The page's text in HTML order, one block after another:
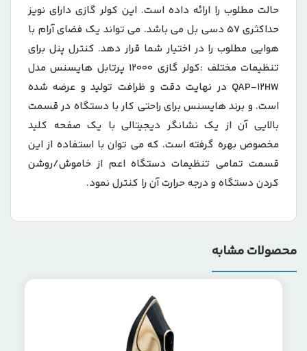
حالت مطلوب را ارائه داده است. این کولر گازی دارای نویز
حداکثری ۵۷ دسی بل می باشد. می تواند یک فضای آرام با
هوایی مطلوب را در اختیار شما قرار دهد. کنترل پنل برای
تنظیمات مختلف :کولر گازی ۱۲۰۰۰ پرتابل هایسنس مدل
QAP-۱۲HW در نهایت دقت و ظرافت تولید و عرضه شده
است. و برند هایسنس برای راحتی کار با دستگاه در قسمت
بالایی آن از یک نشانگر دیجیتالی با یک صفحه کلید
مخصوص بهره گرفته است. که می توان با استفاده از این
قسمت تمامی تنظیمات دستگاه اعم از خاموش/روشن
کردن دستگاه و درجه حرارت آن را کنترل نمود.
محصولات مشابه